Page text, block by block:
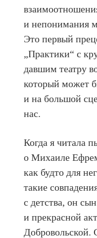
и непонимания
Это первый
„Практики“ с
давшим театру
который может
и на большой
нас.
Когда я читала
о Михаиле
как будто для
такие
с детства, он
и прекрасной
Добровольской.